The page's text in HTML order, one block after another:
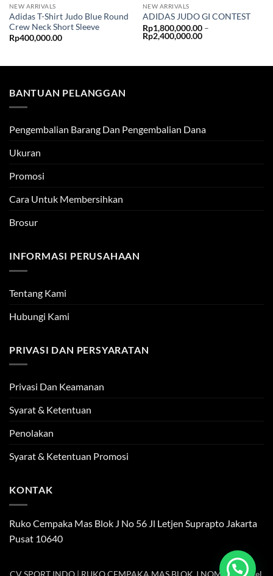
NEW ARRIVALS
Adidas T-Shirt Judo Blue Round
Crew Neck Short Sleeve
Rp400,000.00
NEW ARRIVALS
ADIDAS JUDO GI CONTEST
Rp1,800,000.00 –
Rp2,400,000.00Price
Rp2,400,000.00
BANTUAN PELANGGAN
Pengembalian Barang Dan Pengembalian Dana
Ukuran
Promosi
Cara Untuk Membersihkan
Brosur
INFORMASI PERUSAHAAN
Tentang Kami
Hubungi Kami
PRIVASI DAN PERSYARATAN
Privasi Dan Keamanan
Syarat & Ketentuan
Penolakan
Syarat & Ketentuan Promosi
KONTAK
Ruko Cempaka Mas Blok J No 56 Jl Letjen Suprapto Jakarta
Pusat 10640
CV SPORT INDO | RUKO CEMPAKA MAS BLOK J NOMOR 56, Kel.